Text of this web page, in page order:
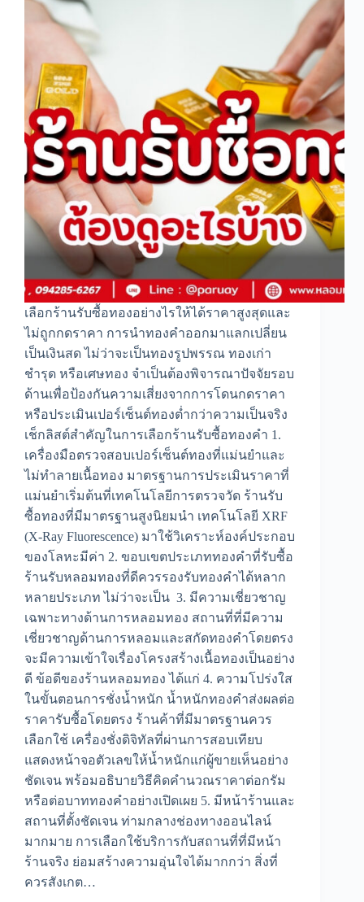
เลือกร้านรับซื้อทองอย่างไรให้ได้ราคาสูงสุดและ
ไม่ถูกกดราคา การนำทองคำออกมาแลกเปลี่ยน
เป็นเงินสด ไม่ว่าจะเป็นทองรูปพรรณ ทองเก่า
ชำรุด หรือเศษทอง จำเป็นต้องพิจารณาปัจจัยรอบ
ด้านเพื่อป้องกันความเสี่ยงจากการโดนกดราคา
หรือประเมินเปอร์เซ็นต์ทองต่ำกว่าความเป็นจริง
เช็กลิสต์สำคัญในการเลือกร้านรับซื้อทองคำ 1.
เครื่องมือตรวจสอบเปอร์เซ็นต์ทองที่แม่นยำและ
ไม่ทำลายเนื้อทอง มาตรฐานการประเมินราคาที่
แม่นยำเริ่มต้นที่เทคโนโลยีการตรวจวัด ร้านรับ
ซื้อทองที่มีมาตรฐานสูงนิยมนำ เทคโนโลยี XRF
(X-Ray Fluorescence) มาใช้วิเคราะห์องค์ประกอบ
ของโลหะมีค่า 2. ขอบเขตประเภททองคำที่รับซื้อ
ร้านรับหลอมทองที่ดีควรรองรับทองคำได้หลาก
หลายประเภท ไม่ว่าจะเป็น 3. มีความเชี่ยวชาญ
เฉพาะทางด้านการหลอมทอง สถานที่ที่มีความ
เชี่ยวชาญด้านการหลอมและสกัดทองคำโดยตรง
จะมีความเข้าใจเรื่องโครงสร้างเนื้อทองเป็นอย่าง
ดี ข้อดีของร้านหลอมทอง ได้แก่ 4. ความโปร่งใส
ในขั้นตอนการชั่งน้ำหนัก น้ำหนักทองคำส่งผลต่อ
ราคารับซื้อโดยตรง ร้านค้าที่มีมาตรฐานควร
เลือกใช้ เครื่องชั่งดิจิทัลที่ผ่านการสอบเทียบ
แสดงหน้าจอตัวเลขให้น้ำหนักแก่ผู้ขายเห็นอย่าง
ชัดเจน พร้อมอธิบายวิธีคิดคำนวณราคาต่อกรัม
หรือต่อบาททองคำอย่างเปิดเผย 5. มีหน้าร้านและ
สถานที่ตั้งชัดเจน ท่ามกลางช่องทางออนไลน์
มากมาย การเลือกใช้บริการกับสถานที่ที่มีหน้า
ร้านจริง ย่อมสร้างความอุ่นใจได้มากกว่า สิ่งที่
ควรสังเกต…